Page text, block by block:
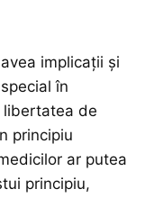
implicații și
în
libertatea de
principiu
ar putea
principiu,